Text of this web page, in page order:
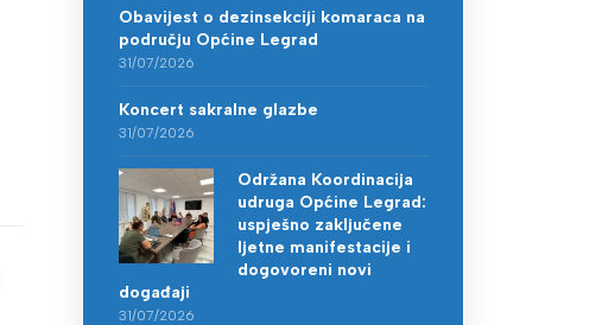
Obavijest o dezinsekciji komaraca na
području Općine Legrad
31/07/2026
Koncert sakralne glazbe
31/07/2026
Održana Koordinacija
udruga Općine Legrad:
uspješno zaključene
ljetne manifestacije i
dogovoreni novi
događaji
31/07/2026